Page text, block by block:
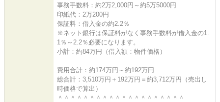
事務手数料：約2万2,000円～約5万5000円
印紙代：2万200円
保証料：借入金の約2.2％
※ネット銀行は保証料がなく事務手数料が借入金の1.
1％～2.2％必要になります。
小計：約84万円（借入額：物件価格）
費用合計：約174万円～約192万円
総合計：3,510万円＋192万円＝約3,712万円（売出し
時価格で算出）
＾＾＾＾＾＾＾＾＾＾＾＾＾＾＾＾＾＾＾＾